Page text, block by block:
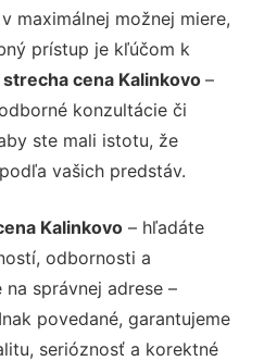
maximálnej možnej miere,
prístup je kľúčom k
cena Kalinkovo –
konzultácie či
ste mali istotu, že
vašich predstáv.
Kalinkovo – hľadáte
odbornosti a
správnej adrese –
povedané, garantujeme
serióznosť a korektné